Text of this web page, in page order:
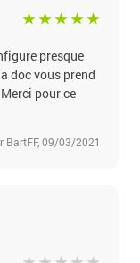
presque
doc vous prend
pour ce
BartFF, 09/03/2021